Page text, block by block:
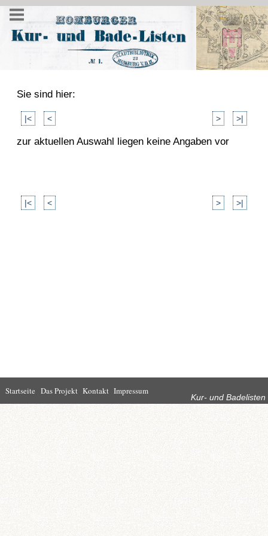
Sie sind hier:
|< < > >|
zur aktuellen Auswahl liegen keine Angaben vor
|< < > >|
Startseite
Leben in Bad
Homburg
Rathaus
Kultur Wirtschaft
Kur und
Tourismus
Kur- und Badelisten
Startseite Das Projekt Kontakt Impressum